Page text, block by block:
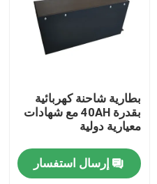
بطارية شاحنة كهربائية
بقدرة 40AH مع شهادات
معيارية دولية
إرسال استفسار